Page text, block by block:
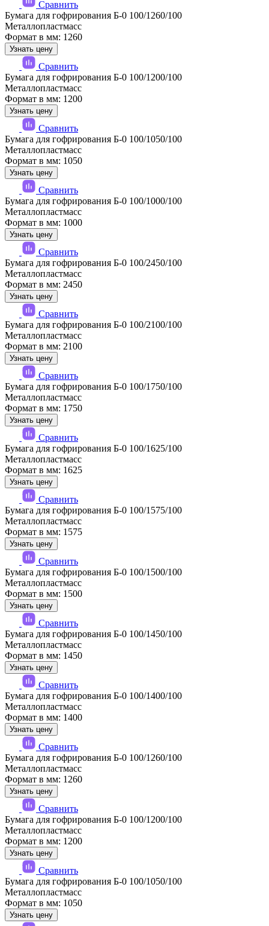
Сравнить
Бумага для гофрирования Б-0 100/1260/100
Металлопластмасс
Формат в мм: 1260
Узнать цену
Сравнить
Бумага для гофрирования Б-0 100/1200/100
Металлопластмасс
Формат в мм: 1200
Узнать цену
Сравнить
Бумага для гофрирования Б-0 100/1050/100
Металлопластмасс
Формат в мм: 1050
Узнать цену
Сравнить
Бумага для гофрирования Б-0 100/1000/100
Металлопластмасс
Формат в мм: 1000
Узнать цену
Сравнить
Бумага для гофрирования Б-0 100/2450/100
Металлопластмасс
Формат в мм: 2450
Узнать цену
Сравнить
Бумага для гофрирования Б-0 100/2100/100
Металлопластмасс
Формат в мм: 2100
Узнать цену
Сравнить
Бумага для гофрирования Б-0 100/1750/100
Металлопластмасс
Формат в мм: 1750
Узнать цену
Сравнить
Бумага для гофрирования Б-0 100/1625/100
Металлопластмасс
Формат в мм: 1625
Узнать цену
Сравнить
Бумага для гофрирования Б-0 100/1575/100
Металлопластмасс
Формат в мм: 1575
Узнать цену
Сравнить
Бумага для гофрирования Б-0 100/1500/100
Металлопластмасс
Формат в мм: 1500
Узнать цену
Сравнить
Бумага для гофрирования Б-0 100/1450/100
Металлопластмасс
Формат в мм: 1450
Узнать цену
Сравнить
Бумага для гофрирования Б-0 100/1400/100
Металлопластмасс
Формат в мм: 1400
Узнать цену
Сравнить
Бумага для гофрирования Б-0 100/1260/100
Металлопластмасс
Формат в мм: 1260
Узнать цену
Сравнить
Бумага для гофрирования Б-0 100/1200/100
Металлопластмасс
Формат в мм: 1200
Узнать цену
Сравнить
Бумага для гофрирования Б-0 100/1050/100
Металлопластмасс
Формат в мм: 1050
Узнать цену